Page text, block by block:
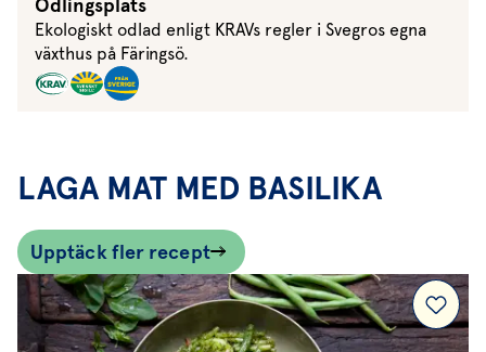
Odlingsplats
Ekologiskt odlad enligt KRAVs regler i Svegros egna
växthus på Färingsö.
LAGA MAT MED BASILIKA
Upptäck fler recept